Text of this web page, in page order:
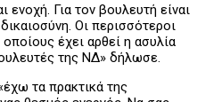
ενοχή. Για τον βουλευτή είναι
Οι περισσότεροι
έχει αρθεί η ασυλία
της ΝΔ» δήλωσε.
τα πρακτικά της